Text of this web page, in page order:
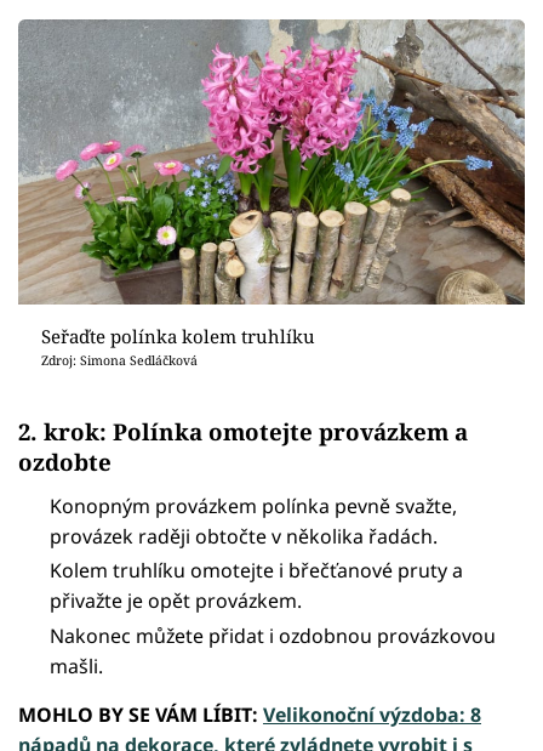
Seřaďte polínka kolem truhlíku
Zdroj: Simona Sedláčková
2. krok: Polínka omotejte provázkem a
ozdobte
Konopným provázkem polínka pevně svažte,
provázek raději obtočte v několika řadách.
Kolem truhlíku omotejte i břečťanové pruty a
přivažte je opět provázkem.
Nakonec můžete přidat i ozdobnou provázkovou
mašli.
MOHLO BY SE VÁM LÍBIT: Velikonoční výzdoba: 8
nápadů na dekorace, které zvládnete vyrobit i s